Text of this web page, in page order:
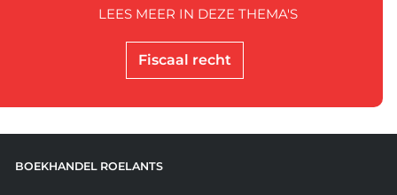
Fiscaal recht
LEES MEER IN DEZE THEMA'S
BOEKHANDEL ROELANTS